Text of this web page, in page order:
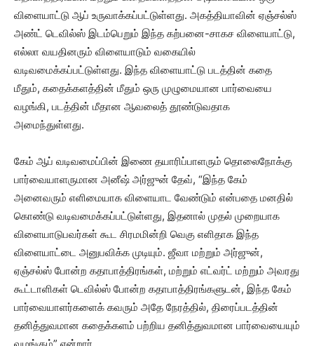
விளையாட்டு ஆப் உருவாக்கப்பட்டுள்ளது. அகத்தியாவின் ஏஞ்சல்ஸ்
அண்ட் டெவில்ஸ் இடம்பெறும் இந்த கற்பனை-சாகச விளையாட்டு,
எல்லா வயதினரும் விளையாடும் வகையில்
வடிவமைக்கப்பட்டுள்ளது. இந்த விளையாட்டு படத்தின் கதை
மீதும், கதைக்களத்தின் மீதும் ஒரு முழுமையான பார்வையை
வழங்கி, படத்தின் மீதான ஆவலைத் தூண்டுவதாக
அமைந்துள்ளது.
கேம் ஆப் வடிவமைப்பின் இணை தயாரிப்பாளரும் தொலைநோக்கு
பார்வையாளருமான அனீஷ் அர்ஜுன் தேவ், “இந்த கேம்
அனைவரும் எளிமையாக விளையாட வேண்டும் என்பதை மனதில்
கொண்டு வடிவமைக்கப்பட்டுள்ளது, இதனால் முதல் முறையாக
விளையாடுபவர்கள் கூட சிரமமின்றி வெகு எளிதாக இந்த
விளையாட்டை அனுபவிக்க முடியும். ஜீவா மற்றும் அர்ஜுன்,
ஏஞ்சல்ஸ் போன்ற கதாபாத்திரங்கள், மற்றும் எட்வர்ட் மற்றும் அவரது
கூட்டாளிகள் டெவில்ஸ் போன்ற கதாபாத்திரங்களுடன், இந்த கேம்
பார்வையாளர்களைக் கவரும் அதே நேரத்தில், திரைப்படத்தின்
தனித்துவமான கதைக்களம் பற்றிய தனித்துவமான பார்வையையும்